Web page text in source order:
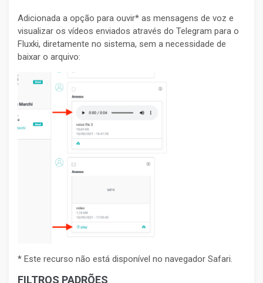
Adicionada a opção para ouvir* as mensagens de voz e
visualizar os vídeos enviados através do Telegram para o
Fluxki, diretamente no sistema, sem a necessidade de
baixar o arquivo:
* Este recurso não está disponível no navegador Safari.
FILTROS PADRÕES